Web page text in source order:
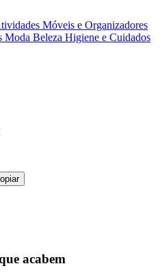
Móveis e Organizadores
Moda Beleza Higiene e Cuidados
acabem